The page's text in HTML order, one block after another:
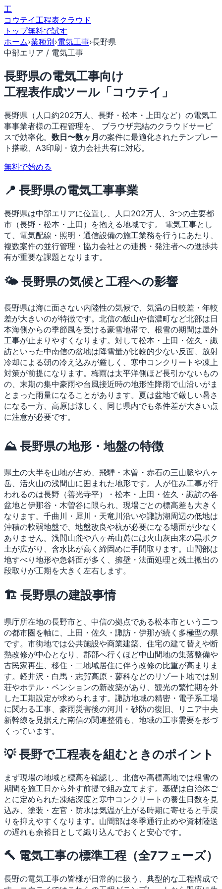
工
コウテイ工程表クラウド
トップ無料で試す
ホーム›業種別›電気工事›長野県
中部エリア / 電気工事
長野県の電気工事向け
工程表作成ツール「コウテイ」
長野県（人口約202万人、長野・松本・上田など）の電気工
事事業者様の工程管理を、 ブラウザ完結のクラウドサービ
スで効率化。 数日〜数ヶ月の案件に最適化されたテンプレー
ト搭載、A3印刷・協力会社共有に対応。
無料で始める
📍 長野県の電気工事事業
長野県は中部エリアに位置し、人口202万人、3つの主要都
市（長野・松本・上田）を抱える地域です。 電気工事とし
て、電気配線・照明・通信設備の施工業務を行うにあたり、
複数案件の並行管理・協力会社との連携・発注者への進捗共
有が重要な課題となります。
🌤 長野県の気候と工程への影響
長野県は海に面さない内陸性の気候で、気温の日較差・年較
差が大きいのが特徴です。北信の飯山や信濃町など北部は日
本海側からの季節風を受ける豪雪地帯で、根雪の期間は屋外
工事が止まりやすくなります。対して松本・上田・佐久・諏
訪といった中南信の盆地は降雪量が比較的少ない反面、放射
冷却による朝の冷え込みが厳しく、寒中コンクリートや凍上
対策が前提になります。梅雨は太平洋側ほど長引かないもの
の、末期の集中豪雨や台風接近時の地形性降雨で山沿いがま
とまった雨量になることがあります。夏は盆地で厳しい暑さ
になる一方、高原は涼しく、同じ県内でも条件差が大きい点
に注意が必要です。
⛰ 長野県の地形・地盤の特徴
県土の大半を山地が占め、飛騨・木曽・赤石の三山脈や八ヶ
岳、活火山の浅間山に囲まれた地形です。人が住み工事が行
われるのは長野（善光寺平）・松本・上田・佐久・諏訪の各
盆地と伊那谷・木曽谷に限られ、現場ごとの標高差も大きく
なります。千曲川・犀川・天竜川沿いや諏訪湖周辺の低地は
沖積の軟弱地盤で、地盤改良や杭が必要になる場面が少なく
ありません。浅間山麓や八ヶ岳山麓には火山灰由来の黒ボク
土が広がり、含水比が高く締固めに手間取ります。山間部は
地すべり地形や急斜面が多く、擁壁・法面処理と残土搬出の
段取りが工期を大きく左右します。
🏗 長野県の建設事情
県庁所在地の長野市と、中信の拠点である松本市という二つ
の都市圏を軸に、上田・佐久・諏訪・伊那が続く多極型の県
です。市街地では公共施設や商業建築、住宅の建て替えや断
熱改修が中心となり、郡部へ行くほど中山間地の集落整備や
古民家再生、移住・二地域居住に伴う改修の比重が高まりま
す。軽井沢・白馬・志賀高原・蓼科などのリゾート地では別
荘やホテル・ペンションの新改築があり、観光の繁忙期を外
した工期設定が求められます。諏訪地域の精密・電子系工場
に関わる工事、豪雨災害後の河川・砂防の復旧、リニア中央
新幹線を見据えた南信の関連整備も、地域の工事需要を形づ
くっています。
💡 長野で工程表を組むときのポイント
まず現場の地域と標高を確認し、北信や高標高地では根雪の
期間を施工日から外す前提で組み立てます。基礎は自治体ご
とに定められた凍結深度と寒中コンクリートの養生日数を見
込み、塗装・左官・防水は気温が上がる時期に寄せると手戻
りを抑えやすくなります。山間部は冬季通行止めや資材陸送
の遅れも余裕日として織り込んでおくと安心です。
🔨 電気工事の標準工程（全7フェーズ）
長野の電気工事の皆様が日常的に扱う、典型的な工程構成で